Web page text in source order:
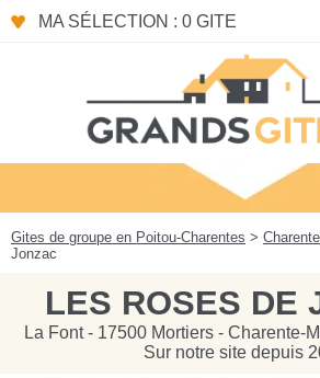
MA SÉLECTION : 0 GITE
Gites de groupe en Poitou-Charentes >
Jonzac
LES ROSES DE
La Font - 17500 Mortiers - Charente-
Sur notre site depuis
Panneau de gestion des cookies